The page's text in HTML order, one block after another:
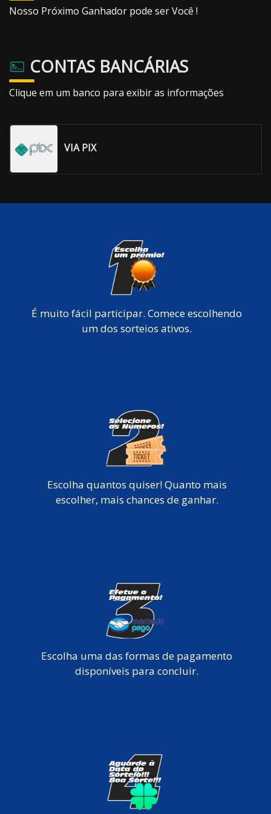
Nosso Próximo Ganhador pode ser Você !
CONTAS BANCÁRIAS
Clique em um banco para exibir as informações
VIA PIX
É muito fácil participar. Comece escolhendo
um dos sorteios ativos.
Escolha quantos quiser! Quanto mais
escolher, mais chances de ganhar.
Escolha uma das formas de pagamento
disponíveis para concluir.